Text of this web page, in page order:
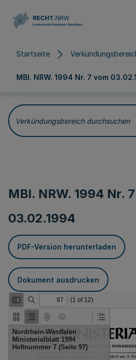
Startseite
MBl. NRW. 1994 Nr. 7 vom
Verkündungsbereich durchsuchen
MBl. NRW. 1994 Nr.
03.02.1994
PDF-Version herunterladen
Dokument ausdrucken